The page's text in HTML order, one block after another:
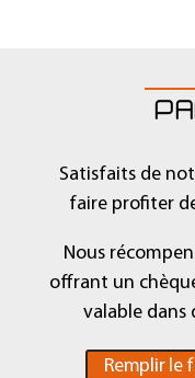
Satisfaits de
faire profiter
Nous
offrant un
valable dans
Remplir le